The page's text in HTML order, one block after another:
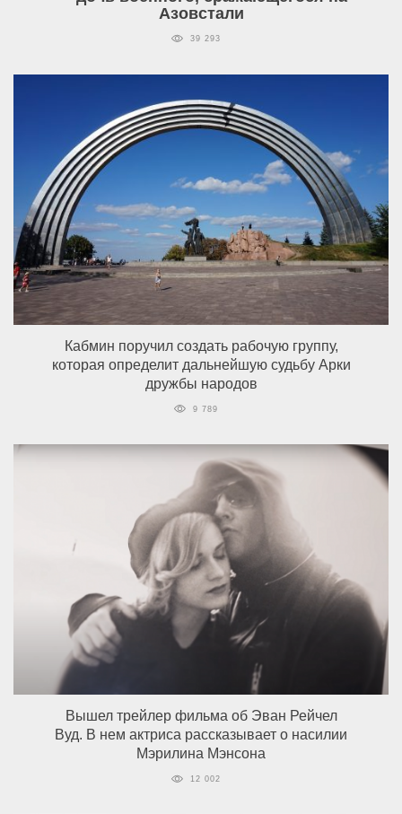
Азовстали
39 293
Кабмин поручил создать рабочую группу,
которая определит дальнейшую судьбу Арки
дружбы народов
9 789
Вышел трейлер фильма об Эван Рейчел
Вуд. В нем актриса рассказывает о насилии
Мэрилина Мэнсона
12 002